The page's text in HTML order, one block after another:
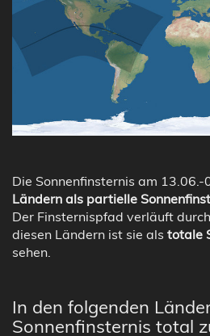
Die Sonnenfinsternis am
Ländern als partielle
Der Finsternispfad verläuft durch
diesen Ländern ist sie als totale
sehen.
In den folgenden
Sonnenfinsternis total